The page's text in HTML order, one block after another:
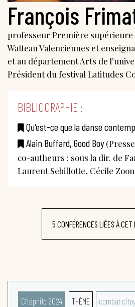
François
professeur Première supérieure
Watteau Valenciennes et
et au département Arts de
Président du festival Latitudes
BIBLIOGRAPHIE :
Qu'est-ce que la danse
Alain Buffard, Good Boy
co-autheurs : sous la dir. de
Laurent Sebillotte, Cécile
5 CONFÉRENCES LIÉES À
Citéphilo 2024 THÈME combat